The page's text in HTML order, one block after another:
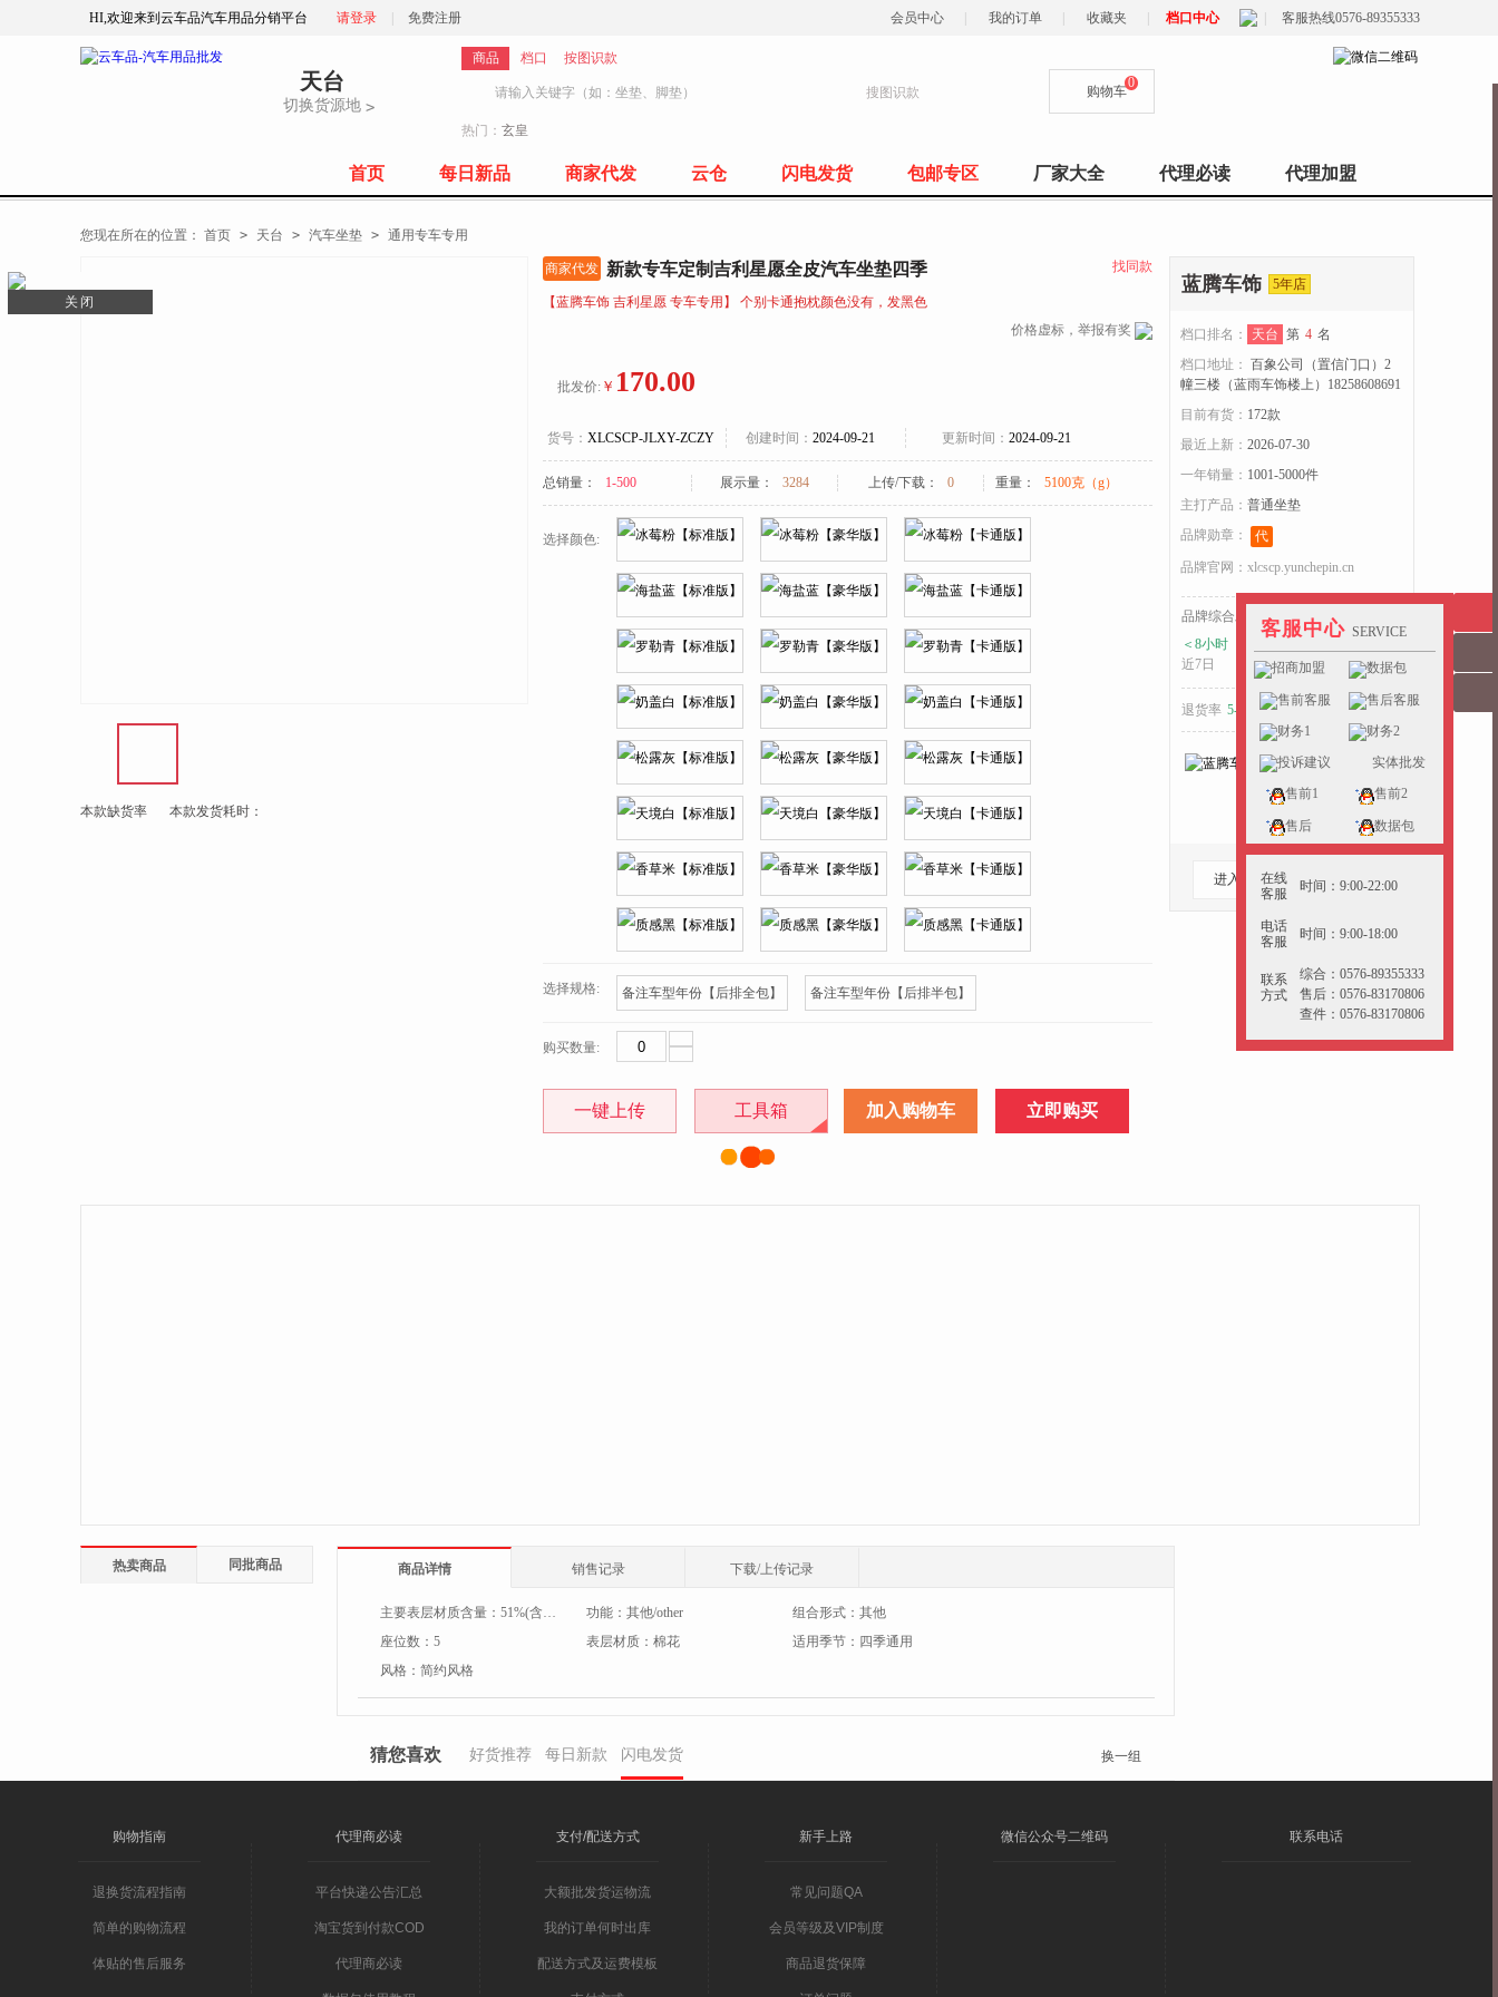
HI,欢迎来到云车品汽车用品分销平台 请登录 免费注册 会员中心 我的订单 收藏夹 档口中心 客服热线0576-89355333
天台
切换货源地 >
商品 档口 按图识款
搜图识款
热门： 玄皇
购物车
0
首页 每日新品 商家代发 云仓 闪电发货 包邮专区 厂家大全 代理必读 代理加盟
您现在所在的位置： 首页 > 天台 > 汽车坐垫 > 通用专车专用
本款缺货率 本款发货耗时：
商家代发 新款专车定制吉利星愿全皮汽车坐垫四季 找同款
【蓝腾车饰 吉利星愿 专车专用】 个别卡通抱枕颜色没有，发黑色
价格虚标，举报有奖
批发价:￥ 170.00
货号： XLCSCP-JLXY-ZCZY 创建时间： 2024-09-21 更新时间： 2024-09-21
总销量： 1-500 展示量： 3284 上传/下载： 0 重量： 5100克（g）
选择颜色:
选择规格: 备注车型年份【后排全包】 备注车型年份【后排半包】
购买数量:
一键上传 工具箱 加入购物车 立即购买
蓝腾车饰 5年店
档口排名： 天台 第 4 名
档口地址： 百象公司（置信门口）2
幢三楼（蓝雨车饰楼上）18258608691
目前有货： 172款
最近上新： 2026-07-30
一年销量： 1001-5000件
主打产品： 普通坐垫
品牌勋章：
代
品牌官网： xlcscp.yunchepin.cn
品牌综合发货耗时：
＜8小时
近7日
＜8小时
近15日
近30日
退货率 5-10% 好于 31% 的同行
进入档口 收藏档口
热卖商品 同批商品 商品详情 销售记录 下载/上传记录
主要表层材质含量： 51%(含)-60%(含) 功能： 其他/other 组合形式： 其他
座位数： 5 表层材质： 棉花 适用季节： 四季通用
风格： 简约风格
猜您喜欢 好货推荐 每日新款 闪电发货 换一组
购物指南
退换货流程指南
简单的购物流程
体贴的售后服务
代理商必读
平台快递公告汇总
淘宝货到付款COD
代理商必读
支付/配送方式
大额批发货运物流
我的订单何时出库
配送方式及运费模板
新手上路
常见问题QA
会员等级及VIP制度
商品退货保障
微信公众号二维码 联系电话
关闭
客服中心 SERVICE
招商加盟 数据包
售前客服 售后客服
财务1 财务2
投诉建议 实体批发
售前1 售前2
售后 数据包
在线
客服
时间：9:00-22:00
电话
客服
时间：9:00-18:00
联系
方式
综合：0576-89355333
售后：0576-83170806
查件：0576-83170806
收起>>